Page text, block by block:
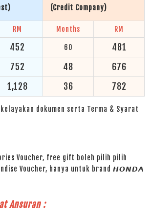
(Credit Company)
RM Months RM
452 60
481
752 48
676
1,128 36 782
dokumen serta Terma & Syarat
Voucher, free gift boleh pilih pilih
Voucher, hanya untuk brand 𝙃𝙊𝙉𝘿𝘼
Ansuran :